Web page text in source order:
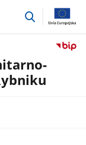
przejdź